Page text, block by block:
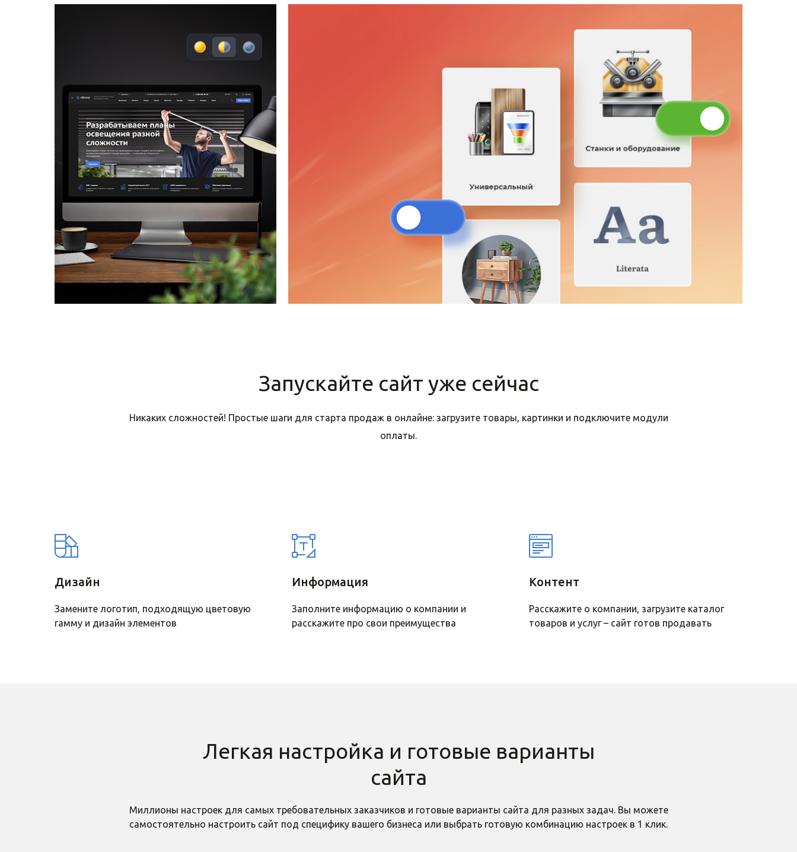
Запускайте сайт уже сейчас
Никаких сложностей! Простые шаги для старта продаж в онлайне: загрузите товары, картинки и подключите модули
оплаты.
Дизайн
Замените логотип, подходящую цветовую
гамму и дизайн элементов
Информация
Заполните информацию о компании и
расскажите про свои преимущества
Контент
Расскажите о компании, загрузите каталог
товаров и услуг – сайт готов продавать
Легкая настройка и готовые варианты
сайта
Миллионы настроек для самых требовательных заказчиков и готовые варианты сайта для разных задач. Вы можете
самостоятельно настроить сайт под специфику вашего бизнеса или выбрать готовую комбинацию настроек в 1 клик.